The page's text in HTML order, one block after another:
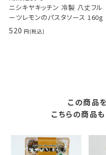
ニシキヤキッチン 冷製 八丈フル
ーツレモンのパスタソース 160g
520
この商品
こちらの商品